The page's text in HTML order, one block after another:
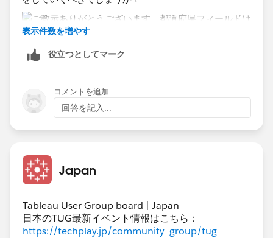
表示件数を増やす
役立つとしてマーク
コメントを追加
回答を記入...
Japan
Tableau User Group board | Japan
日本のTUG最新イベント情報はこちら：
https://techplay.jp/community_group/tug